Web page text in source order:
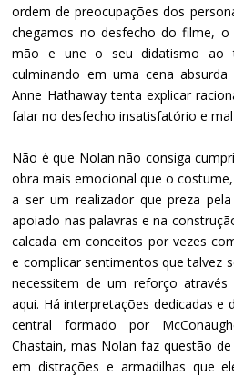
ordem de preocupações dos
chegamos no desfecho do filme, o
mão e une o seu didatismo ao
culminando em uma cena
Anne Hathaway tenta explicar
falar no desfecho insatisfatório e
Não é que Nolan não consiga
obra mais emocional que o
a ser um realizador que preza
apoiado nas palavras e na
calcada em conceitos por vezes
e complicar sentimentos que talvez
necessitem de um reforço
aqui. Há interpretações dedicadas e
central formado por
Chastain, mas Nolan faz questão
em distrações e armadilhas que